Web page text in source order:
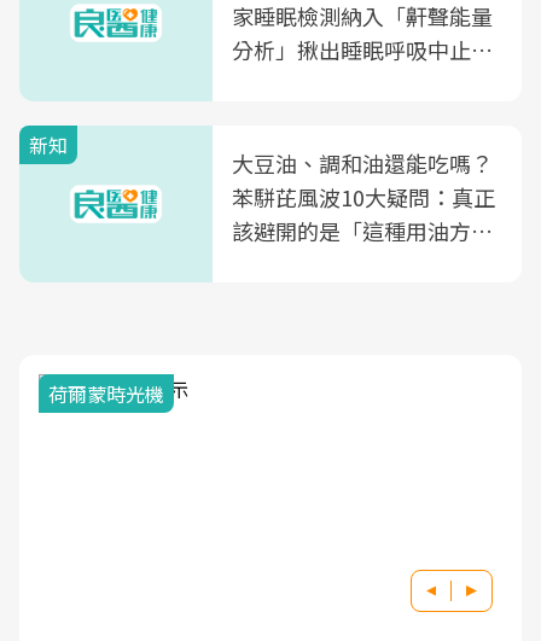
家睡眠檢測納入「鼾聲能量
分析」揪出睡眠呼吸中止症
新知
大豆油、調和油還能吃嗎？
苯駢芘風波10大疑問：真正
該避開的是「這種用油方
荷爾蒙時光機